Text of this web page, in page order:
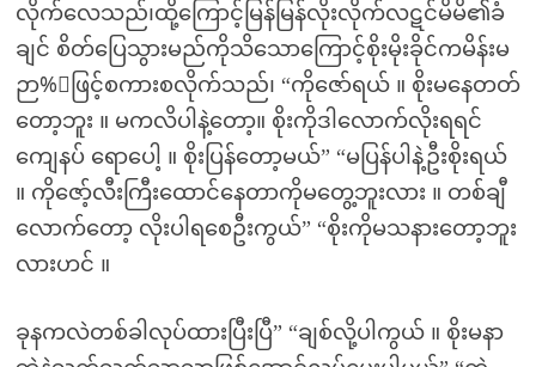
လိုက်လေသည်၊ထို့ကြောင့်မြန်မြန်လိုးလိုက်လဋင်မိမိ၏ခံ
ချင် စိတ်ပြေသွားမည်ကိုသိသောကြောင့်စိုးမိုးခိုင်ကမိန်းမ
ဉာ%်ဖြင့်စကားစလိုက်သည်၊ “ကိုဇော်ရယ် ။ စိုးမနေတတ်
တော့ဘူး ။ မကလိပါနဲ့တော့။ စိုးကိုဒါလောက်လိုးရရင်
ကျေနပ် ရောပေါ့ ။ စိုးပြန်တော့မယ်” “မပြန်ပါနဲ့ဦးစိုးရယ်
။ ကိုဇော့်လီးကြီးထောင်နေတာကိုမတွေ့ဘူးလား ။ တစ်ချီ
လောက်တော့ လိုးပါရစေဦးကွယ်” “စိုးကိုမသနားတော့ဘူး
လားဟင် ။
ခုနကလဲတစ်ခါလုပ်ထားပြီးပြီ” “ချစ်လို့ပါကွယ် ။ စိုးမနာ